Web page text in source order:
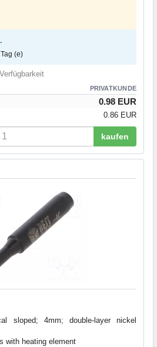
(e)
PRIVATKUNDE
0.98 EUR
0.86 EUR
kaufen
sloped; 4mm; double-layer nickel
with heating element